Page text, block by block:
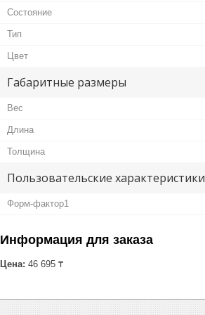
Состояние
Тип
Цвет
Габаритные размеры
Вес
Длина
Толщина
Пользовательские характеристики
Форм-фактор1
Информация для заказа
Цена: 46 695 ₸